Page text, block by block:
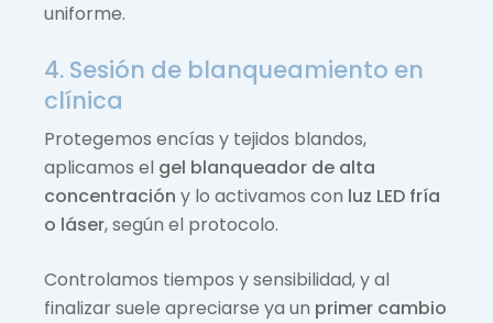
uniforme.
4. Sesión de blanqueamiento en
clínica
Protegemos encías y tejidos blandos,
aplicamos el gel blanqueador de alta
concentración y lo activamos con luz LED fría
o láser, según el protocolo.
Controlamos tiempos y sensibilidad, y al
finalizar suele apreciarse ya un primer cambio